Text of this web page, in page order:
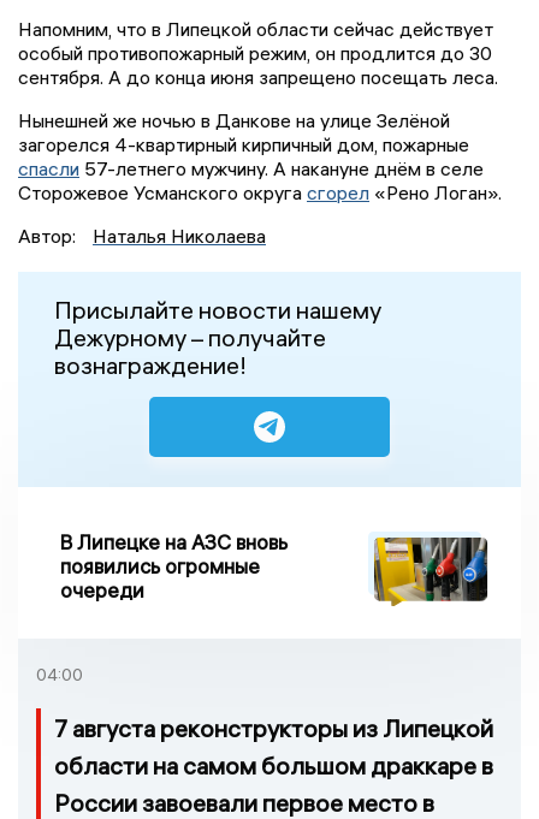
Напомним, что в Липецкой области сейчас действует
особый противопожарный режим, он продлится до 30
сентября. А до конца июня запрещено посещать леса.
Нынешней же ночью в Данкове на улице Зелёной
загорелся 4-квартирный кирпичный дом, пожарные
спасли 57-летнего мужчину. А накануне днём в селе
Сторожевое Усманского округа сгорел «Рено Логан».
Автор:
Наталья Николаева
Присылайте новости нашему
Дежурному – получайте
вознаграждение!
В Липецке на АЗС вновь
появились огромные
очереди
04:00
7 августа реконструкторы из Липецкой
области на самом большом драккаре в
России завоевали первое место в